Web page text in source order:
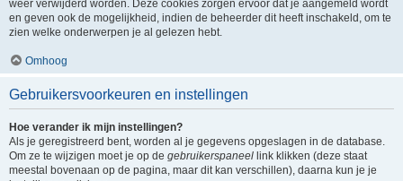
weer verwijderd worden. Deze cookies zorgen ervoor dat je aangemeld wordt
en geven ook de mogelijkheid, indien de beheerder dit heeft inschakeld, om te
zien welke onderwerpen je al gelezen hebt.
Omhoog
Gebruikersvoorkeuren en instellingen
Hoe verander ik mijn instellingen?
Als je geregistreerd bent, worden al je gegevens opgeslagen in de database.
Om ze te wijzigen moet je op de gebruikerspaneel link klikken (deze staat
meestal bovenaan op de pagina, maar dit kan verschillen), daarna kun je je